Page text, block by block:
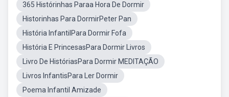
365 Histórinhas Paraa Hora De Dormir
Historinhas Para DormirPeter Pan
História InfantilPara Dormir Fofa
História E PrincesasPara Dormir Livros
Livro De HistóriasPara Dormir MEDITAÇÃO
Livros InfantisPara Ler Dormir
Poema Infantil Amizade